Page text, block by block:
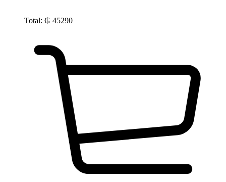
Total: ₲ 45290